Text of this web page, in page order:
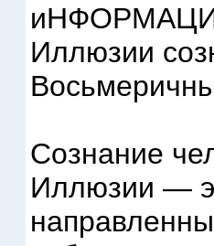
Иллюзии
Сознание
Иллюзии —